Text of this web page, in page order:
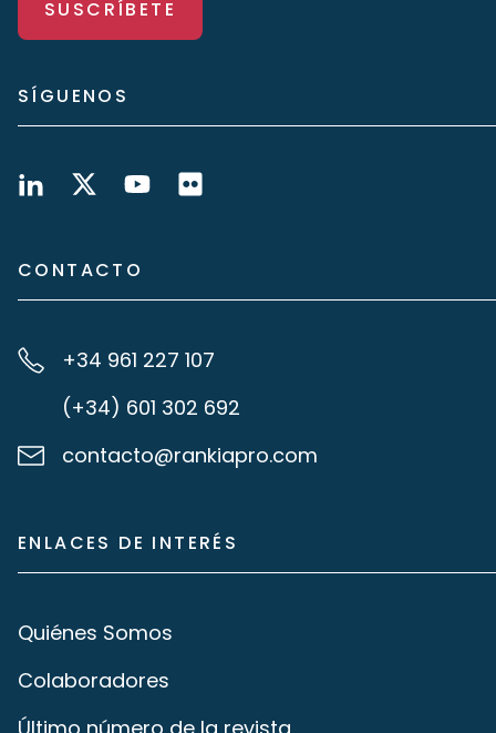
SUSCRÍBETE
SÍGUENOS
CONTACTO
+34 961 227 107
(+34) 601 302 692
contacto@rankiapro.com
ENLACES DE INTERÉS
Quiénes Somos
Colaboradores